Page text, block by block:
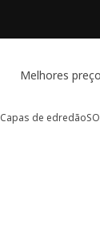
Melhores
Capas de edredão